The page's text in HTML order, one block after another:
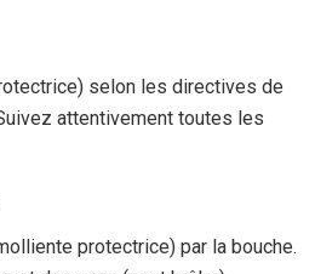
selon les directives de
attentivement toutes les
protectrice) par la bouche.